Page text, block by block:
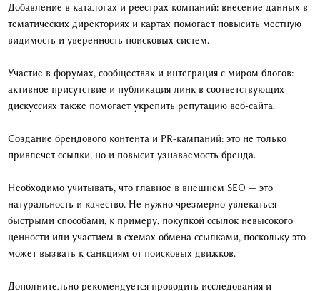
Добавление в каталогах и реестрах компаний: внесение данных в
тематических директориях и картах помогает повысить местную
видимость и уверенность поисковых систем.
Участие в форумах, сообществах и интеграция с миром блогов:
активное присутствие и публикация линк в соответствующих
дискуссиях также помогает укрепить репутацию веб-сайта.
Создание брендового контента и PR-кампаний: это не только
привлечет ссылки, но и повысит узнаваемость бренда.
Необходимо учитывать, что главное в внешнем SEO — это
натуральность и качество. Не нужно чрезмерно увлекаться
быстрыми способами, к примеру, покупкой ссылок невысокого
ценности или участием в схемах обмена ссылками, поскольку это
может вызвать к санкциям от поисковых движков.
Дополнительно рекомендуется проводить исследования и